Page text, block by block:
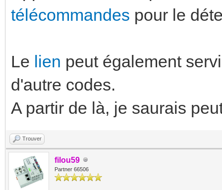
télécommandes pour le
Le lien peut également
d'autre codes.
A partir de là, je saurais
Trouver
filou59
Partner 66506